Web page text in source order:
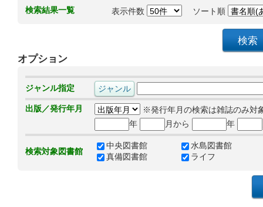
検索結果一覧 表示件数 ソート順
オプション
ジャンル指定
出版／発行年月
※発行年月の検索は雑誌のみ対
年
月から 年
検索対象図書館
中央図書館
水島図書館
真備図書館
ライフ